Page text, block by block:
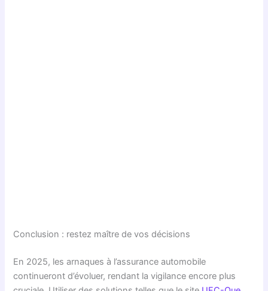
Conclusion : restez maître de vos décisions
En 2025, les arnaques à l’assurance automobile
continueront d’évoluer, rendant la vigilance encore plus